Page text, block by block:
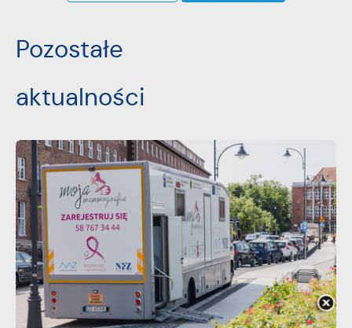
Pozostałe
aktualności